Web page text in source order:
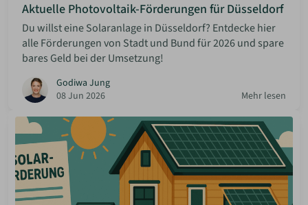
Aktuelle Photovoltaik-Förderungen für Düsseldorf
Du willst eine Solaranlage in Düsseldorf? Entdecke hier
alle Förderungen von Stadt und Bund für 2026 und spare
bares Geld bei der Umsetzung!
Godiwa Jung
08 Jun 2026
Mehr lesen